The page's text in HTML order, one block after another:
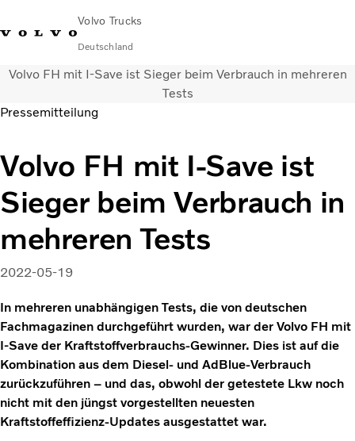
Volvo Trucks
Deutschland
089 - 800 74-0KontaktEinloggenLkw-KonfiguratorDeutschland
Transportlösungen
Services
Händler & Werkstätten
News
Über uns
Karriere
Technisches
Volvo FH mit I-Save ist Sieger beim Verbrauch in mehreren
Tests
Pressemitteilung
Volvo FH mit I-Save ist
Sieger beim Verbrauch in
mehreren Tests
2022-05-19
In mehreren unabhängigen Tests, die von deutschen
Fachmagazinen durchgeführt wurden, war der Volvo FH mit
I-Save der Kraftstoffverbrauchs-Gewinner. Dies ist auf die
Kombination aus dem Diesel- und AdBlue-Verbrauch
zurückzuführen – und das, obwohl der getestete Lkw noch
nicht mit den jüngst vorgestellten neuesten
Kraftstoffeffizienz-Updates ausgestattet war.